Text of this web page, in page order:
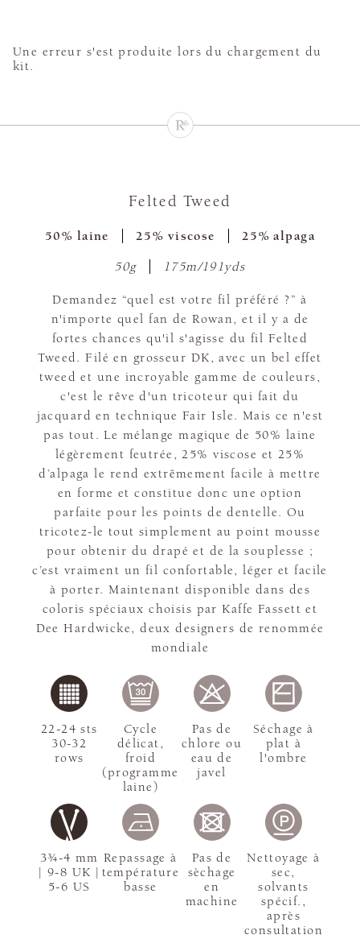
Une erreur s'est produite lors du chargement du
kit.
Felted Tweed
50% laine 25% viscose 25% alpaga
50g 175m/191yds
Demandez “quel est votre fil préféré ?” à
n'importe quel fan de Rowan, et il y a de
fortes chances qu'il s'agisse du fil Felted
Tweed. Filé en grosseur DK, avec un bel effet
tweed et une incroyable gamme de couleurs,
c'est le rêve d'un tricoteur qui fait du
jacquard en technique Fair Isle. Mais ce n'est
pas tout. Le mélange magique de 50% laine
légèrement feutrée, 25% viscose et 25%
d’alpaga le rend extrêmement facile à mettre
en forme et constitue donc une option
parfaite pour les points de dentelle. Ou
tricotez-le tout simplement au point mousse
pour obtenir du drapé et de la souplesse ;
c’est vraiment un fil confortable, léger et facile
à porter. Maintenant disponible dans des
coloris spéciaux choisis par Kaffe Fassett et
Dee Hardwicke, deux designers de renommée
mondiale
3¾-4 mm
| 9-8 UK |
5-6 US
22-24 sts
30-32
rows
Cycle
délicat,
froid
(programme
laine)
Pas de
chlore ou
eau de
javel
Séchage à
plat à
l'ombre
Repassage à
température
basse
Pas de
sèchage
en
machine
Nettoyage à
sec,
solvants
spécif.,
après
consultation